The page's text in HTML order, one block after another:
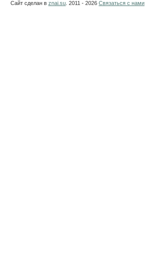
Сайт сделан в znai.su . 2011 - 2026 Связаться с нами